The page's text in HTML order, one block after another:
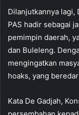
Dilanjutkannya lagi,
PAS hadir sebagai
pemimpin daerah,
dan Buleleng.
mengingatkan
hoaks, yang
Kata De Gadjah,